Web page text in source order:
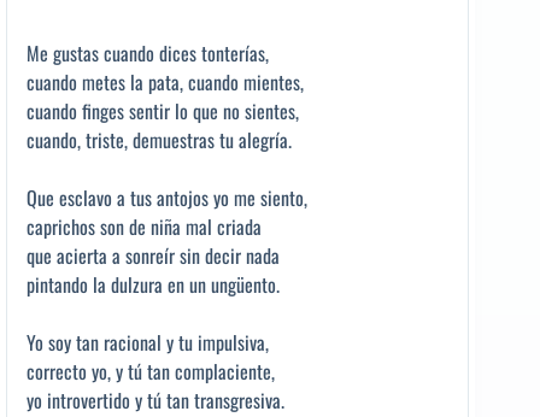
Me gustas cuando dices tonterías,
cuando metes la pata, cuando mientes,
cuando finges sentir lo que no sientes,
cuando, triste, demuestras tu alegría.
Que esclavo a tus antojos yo me siento,
caprichos son de niña mal criada
que acierta a sonreír sin decir nada
pintando la dulzura en un ungüento.
Yo soy tan racional y tu impulsiva,
correcto yo, y tú tan complaciente,
yo introvertido y tú tan transgresiva.